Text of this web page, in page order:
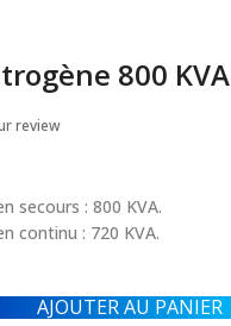
800 KVA
review
secours : 800 KVA.
continu : 720 KVA.